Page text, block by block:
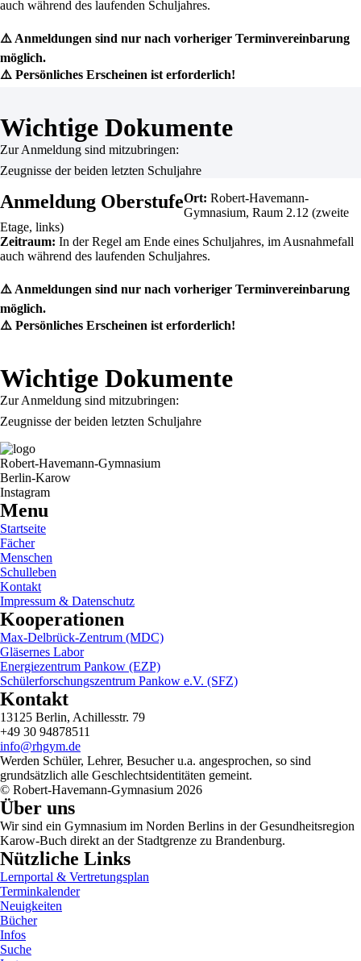
auch während des laufenden Schuljahres.
⚠️ Anmeldungen sind nur nach vorheriger Terminvereinbarung
möglich.
⚠️ Persönliches Erscheinen ist erforderlich!
Wichtige Dokumente
Zur Anmeldung sind mitzubringen:
Zeugnisse der beiden letzten Schuljahre
Anmeldung OberstufeOrt: Robert-Havemann-
Gymnasium, Raum 2.12 (zweite
Etage, links)
Zeitraum: In der Regel am Ende eines Schuljahres, im Ausnahmefall
auch während des laufenden Schuljahres.
⚠️ Anmeldungen sind nur nach vorheriger Terminvereinbarung
möglich.
⚠️ Persönliches Erscheinen ist erforderlich!
Wichtige Dokumente
Zur Anmeldung sind mitzubringen:
Zeugnisse der beiden letzten Schuljahre
Robert-Havemann-Gymnasium
Berlin-Karow
Instagram
Menu
Startseite
Fächer
Menschen
Schulleben
Kontakt
Impressum & Datenschutz
Kooperationen
Max-Delbrück-Zentrum (MDC)
Gläsernes Labor
Energiezentrum Pankow (EZP)
Schülerforschungszentrum Pankow e.V. (SFZ)
Kontakt
13125 Berlin, Achillesstr. 79
+49 30 94878511
info@rhgym.de
Werden Schüler, Lehrer, Besucher u.a. angesprochen, so sind
grundsätzlich alle Geschlechtsidentitäten gemeint.
© Robert-Havemann-Gymnasium 2026
Über uns
Wir sind ein Gymnasium im Norden Berlins in der Gesundheitsregion
Karow-Buch direkt an der Stadtgrenze zu Brandenburg.
Nützliche Links
Lernportal & Vertretungsplan
Terminkalender
Neuigkeiten
Bücher
Infos
Suche